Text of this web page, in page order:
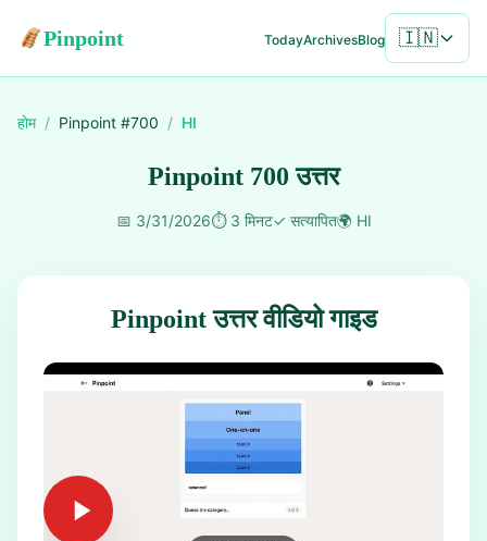
Pinpoint TodayArchivesBlog 🇮🇳
होम / Pinpoint #700 / HI
Pinpoint 700 उत्तर
📅 3/31/2026⏱️ 3 मिनट✓ सत्यापित🌍 HI
Pinpoint उत्तर वीडियो गाइड